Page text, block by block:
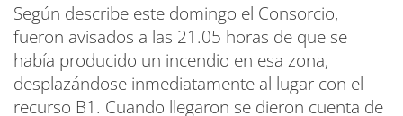
Según describe este domingo el Consorcio,
fueron avisados a las 21.05 horas de que se
había producido un incendio en esa zona,
desplazándose inmediatamente al lugar con el
recurso B1. Cuando llegaron se dieron cuenta de